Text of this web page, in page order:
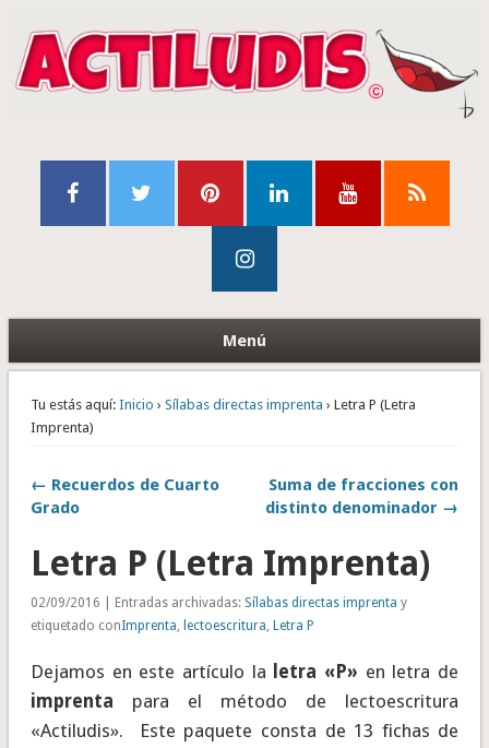
Menú
Tu estás aquí: Inicio › Sílabas directas imprenta › Letra P (Letra
Imprenta)
← Recuerdos de Cuarto
Grado
Suma de fracciones con
distinto denominador →
Letra P (Letra Imprenta)
02/09/2016 | Entradas archivadas: Sílabas directas imprenta y
etiquetado conImprenta, lectoescritura, Letra P
Dejamos en este artículo la letra «P» en letra de
imprenta para el método de lectoescritura
«Actiludis». Este paquete consta de 13 fichas de